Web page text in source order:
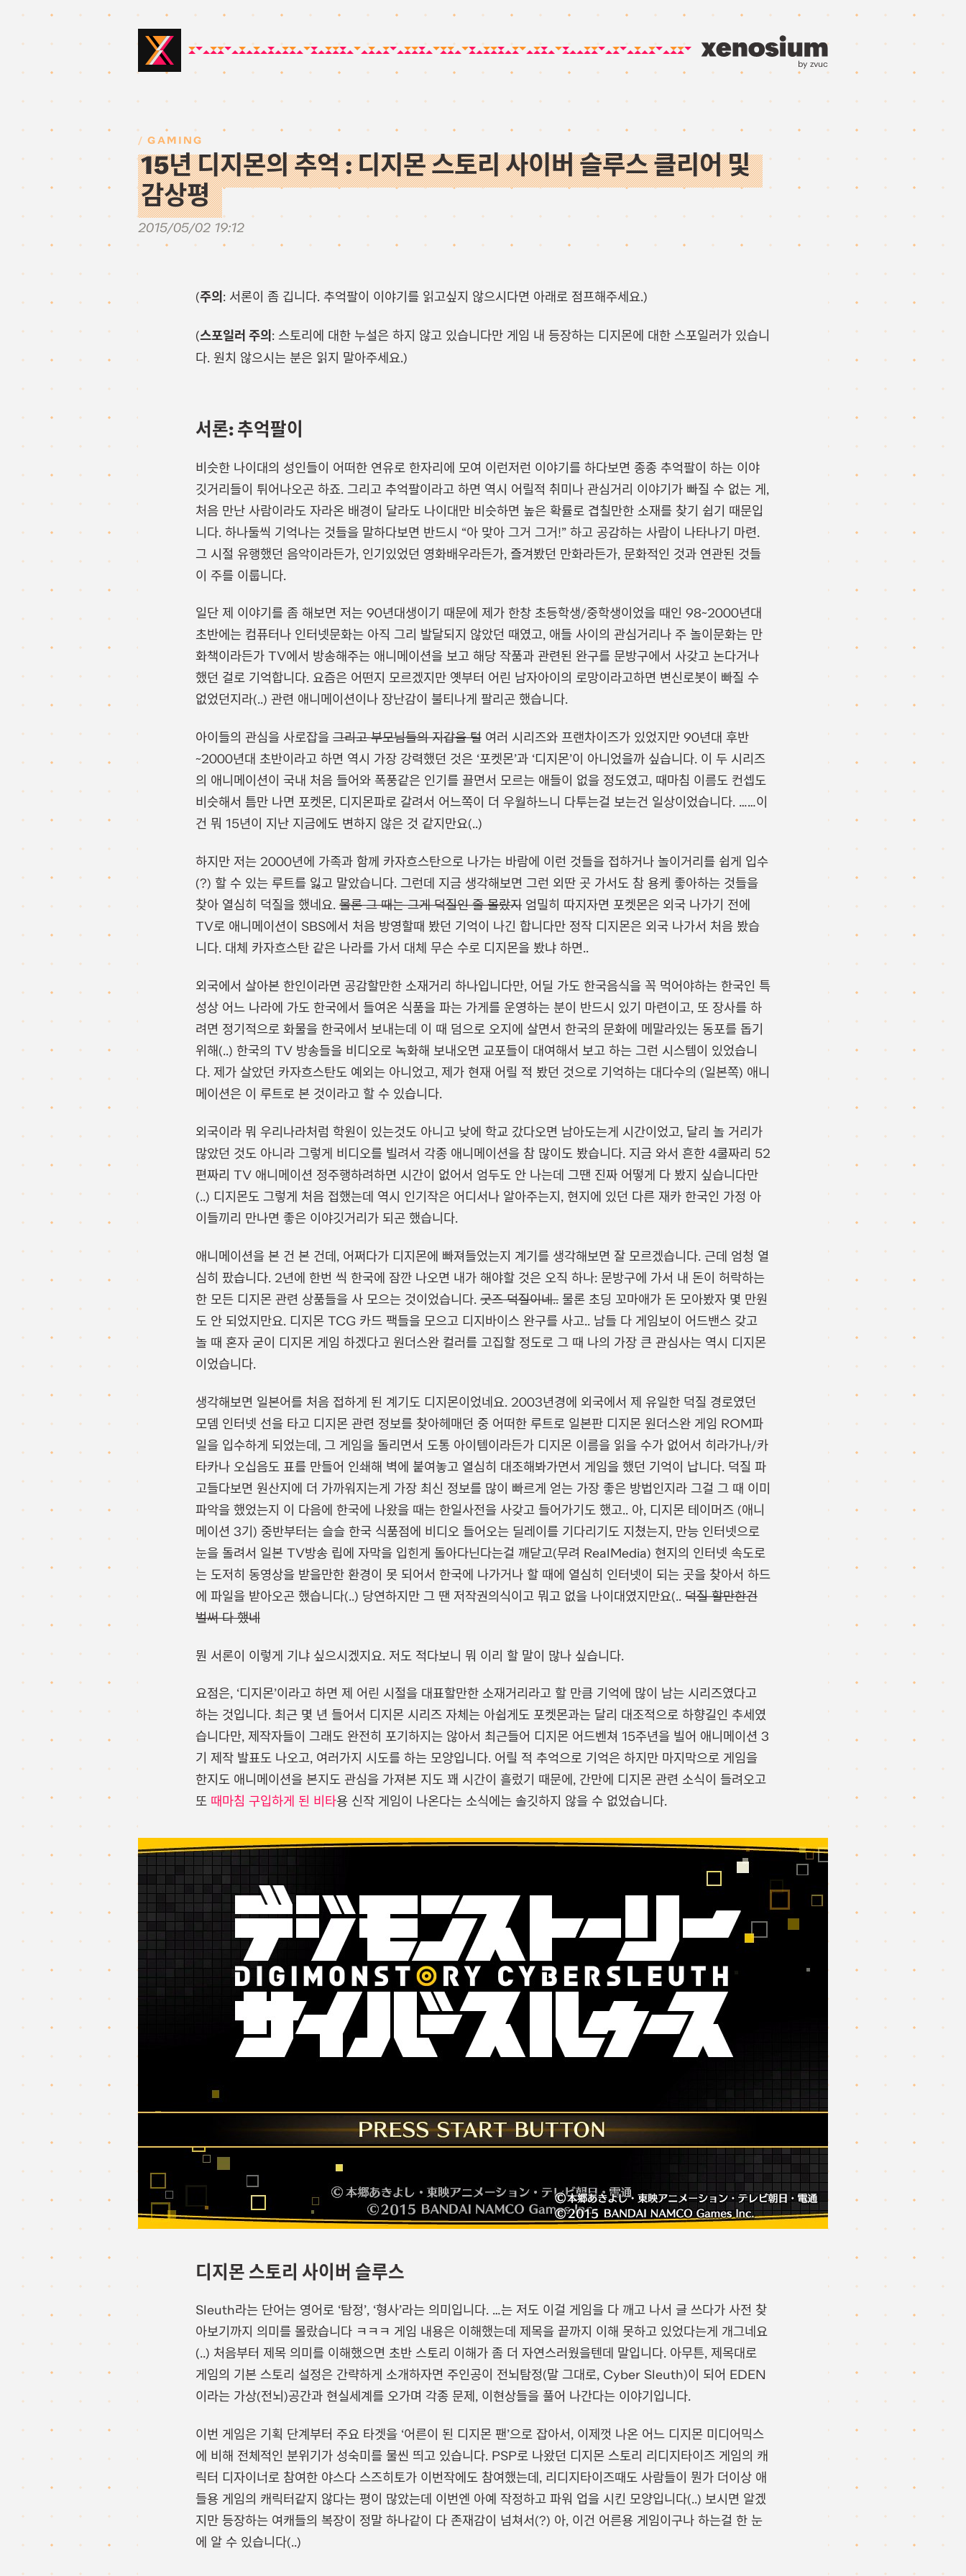
by zvuc
GAMING
15년 디지몬의 추억 : 디지몬 스토리 사이버 슬루스 클리어 및
감상평
2015/05/02 19:12
(주의 : 서론이 좀 깁니다. 추억팔이 이야기를 읽고싶지 않으시다면 아래로 점프해주세요.)
(스포일러 주의 : 스토리에 대한 누설은 하지 않고 있습니다만 게임 내 등장하는 디지몬에 대한 스포일러가 있습니
다. 원치 않으시는 분은 읽지 말아주세요.)
서론: 추억팔이
비슷한 나이대의 성인들이 어떠한 연유로 한자리에 모여 이런저런 이야기를 하다보면 종종 추억팔이 하는 이야
깃거리들이 튀어나오곤 하죠. 그리고 추억팔이라고 하면 역시 어릴적 취미나 관심거리 이야기가 빠질 수 없는 게,
처음 만난 사람이라도 자라온 배경이 달라도 나이대만 비슷하면 높은 확률로 겹칠만한 소재를 찾기 쉽기 때문입
니다. 하나둘씩 기억나는 것들을 말하다보면 반드시 “아 맞아 그거 그거!” 하고 공감하는 사람이 나타나기 마련.
그 시절 유행했던 음악이라든가, 인기있었던 영화배우라든가, 즐겨봤던 만화라든가, 문화적인 것과 연관된 것들
이 주를 이룹니다.
일단 제 이야기를 좀 해보면 저는 90년대생이기 때문에 제가 한창 초등학생/중학생이었을 때인 98~2000년대
초반에는 컴퓨터나 인터넷문화는 아직 그리 발달되지 않았던 때였고, 애들 사이의 관심거리나 주 놀이문화는 만
화책이라든가 TV에서 방송해주는 애니메이션을 보고 해당 작품과 관련된 완구를 문방구에서 사갖고 논다거나
했던 걸로 기억합니다. 요즘은 어떤지 모르겠지만 옛부터 어린 남자아이의 로망이라고하면 변신로봇이 빠질 수
없었던지라(..) 관련 애니메이션이나 장난감이 불티나게 팔리곤 했습니다.
아이들의 관심을 사로잡을 그리고 부모님들의 지갑을 털 여러 시리즈와 프랜차이즈가 있었지만 90년대 후반
~2000년대 초반이라고 하면 역시 가장 강력했던 것은 ‘포켓몬’과 ‘디지몬’이 아니었을까 싶습니다. 이 두 시리즈
의 애니메이션이 국내 처음 들어와 폭풍같은 인기를 끌면서 모르는 애들이 없을 정도였고, 때마침 이름도 컨셉도
비슷해서 틈만 나면 포켓몬, 디지몬파로 갈려서 어느쪽이 더 우월하느니 다투는걸 보는건 일상이었습니다. ……이
건 뭐 15년이 지난 지금에도 변하지 않은 것 같지만요(..)
하지만 저는 2000년에 가족과 함께 카자흐스탄으로 나가는 바람에 이런 것들을 접하거나 놀이거리를 쉽게 입수
(?) 할 수 있는 루트를 잃고 말았습니다. 그런데 지금 생각해보면 그런 외딴 곳 가서도 참 용케 좋아하는 것들을
찾아 열심히 덕질을 했네요. 물론 그 때는 그게 덕질인 줄 몰랐지 엄밀히 따지자면 포켓몬은 외국 나가기 전에
TV로 애니메이션이 SBS에서 처음 방영할때 봤던 기억이 나긴 합니다만 정작 디지몬은 외국 나가서 처음 봤습
니다. 대체 카자흐스탄 같은 나라를 가서 대체 무슨 수로 디지몬을 봤냐 하면..
외국에서 살아본 한인이라면 공감할만한 소재거리 하나입니다만, 어딜 가도 한국음식을 꼭 먹어야하는 한국인 특
성상 어느 나라에 가도 한국에서 들여온 식품을 파는 가게를 운영하는 분이 반드시 있기 마련이고, 또 장사를 하
려면 정기적으로 화물을 한국에서 보내는데 이 때 덤으로 오지에 살면서 한국의 문화에 메말라있는 동포를 돕기
위해(..) 한국의 TV 방송들을 비디오로 녹화해 보내오면 교포들이 대여해서 보고 하는 그런 시스템이 있었습니
다. 제가 살았던 카자흐스탄도 예외는 아니었고, 제가 현재 어릴 적 봤던 것으로 기억하는 대다수의 (일본쪽) 애니
메이션은 이 루트로 본 것이라고 할 수 있습니다.
외국이라 뭐 우리나라처럼 학원이 있는것도 아니고 낮에 학교 갔다오면 남아도는게 시간이었고, 달리 놀 거리가
많았던 것도 아니라 그렇게 비디오를 빌려서 각종 애니메이션을 참 많이도 봤습니다. 지금 와서 흔한 4쿨짜리 52
편짜리 TV 애니메이션 정주행하려하면 시간이 없어서 엄두도 안 나는데 그땐 진짜 어떻게 다 봤지 싶습니다만
(..) 디지몬도 그렇게 처음 접했는데 역시 인기작은 어디서나 알아주는지, 현지에 있던 다른 재카 한국인 가정 아
이들끼리 만나면 좋은 이야깃거리가 되곤 했습니다.
애니메이션을 본 건 본 건데, 어쩌다가 디지몬에 빠져들었는지 계기를 생각해보면 잘 모르겠습니다. 근데 엄청 열
심히 팠습니다. 2년에 한번 씩 한국에 잠깐 나오면 내가 해야할 것은 오직 하나: 문방구에 가서 내 돈이 허락하는
한 모든 디지몬 관련 상품들을 사 모으는 것이었습니다. 굿즈 덕질이네.. 물론 초딩 꼬마애가 돈 모아봤자 몇 만원
도 안 되었지만요. 디지몬 TCG 카드 팩들을 모으고 디지바이스 완구를 사고.. 남들 다 게임보이 어드밴스 갖고
놀 때 혼자 굳이 디지몬 게임 하겠다고 원더스완 컬러를 고집할 정도로 그 때 나의 가장 큰 관심사는 역시 디지몬
이었습니다.
생각해보면 일본어를 처음 접하게 된 계기도 디지몬이었네요. 2003년경에 외국에서 제 유일한 덕질 경로였던
모뎀 인터넷 선을 타고 디지몬 관련 정보를 찾아헤매던 중 어떠한 루트로 일본판 디지몬 원더스완 게임 ROM파
일을 입수하게 되었는데, 그 게임을 돌리면서 도통 아이템이라든가 디지몬 이름을 읽을 수가 없어서 히라가나/카
타카나 오십음도 표를 만들어 인쇄해 벽에 붙여놓고 열심히 대조해봐가면서 게임을 했던 기억이 납니다. 덕질 파
고들다보면 원산지에 더 가까워지는게 가장 최신 정보를 많이 빠르게 얻는 가장 좋은 방법인지라 그걸 그 때 이미
파악을 했었는지 이 다음에 한국에 나왔을 때는 한일사전을 사갖고 들어가기도 했고.. 아, 디지몬 테이머즈 (애니
메이션 3기) 중반부터는 슬슬 한국 식품점에 비디오 들어오는 딜레이를 기다리기도 지쳤는지, 만능 인터넷으로
눈을 돌려서 일본 TV방송 립에 자막을 입힌게 돌아다닌다는걸 깨닫고(무려 RealMedia) 현지의 인터넷 속도로
는 도저히 동영상을 받을만한 환경이 못 되어서 한국에 나가거나 할 때에 열심히 인터넷이 되는 곳을 찾아서 하드
에 파일을 받아오곤 했습니다(..) 당연하지만 그 땐 저작권의식이고 뭐고 없을 나이대였지만요(.. 덕질 할만한건
벌써 다 했네
뭔 서론이 이렇게 기냐 싶으시겠지요. 저도 적다보니 뭐 이리 할 말이 많나 싶습니다.
요점은, ‘디지몬’이라고 하면 제 어린 시절을 대표할만한 소재거리라고 할 만큼 기억에 많이 남는 시리즈였다고
하는 것입니다. 최근 몇 년 들어서 디지몬 시리즈 자체는 아쉽게도 포켓몬과는 달리 대조적으로 하향길인 추세였
습니다만, 제작자들이 그래도 완전히 포기하지는 않아서 최근들어 디지몬 어드벤쳐 15주년을 빌어 애니메이션 3
기 제작 발표도 나오고, 여러가지 시도를 하는 모양입니다. 어릴 적 추억으로 기억은 하지만 마지막으로 게임을
한지도 애니메이션을 본지도 관심을 가져본 지도 꽤 시간이 흘렀기 때문에, 간만에 디지몬 관련 소식이 들려오고
또 때마침 구입하게 된 비타용 신작 게임이 나온다는 소식에는 솔깃하지 않을 수 없었습니다.
디지몬 스토리 사이버 슬루스
Sleuth라는 단어는 영어로 ‘탐정’, ‘형사’라는 의미입니다. …는 저도 이걸 게임을 다 깨고 나서 글 쓰다가 사전 찾
아보기까지 의미를 몰랐습니다 ㅋㅋㅋ 게임 내용은 이해했는데 제목을 끝까지 이해 못하고 있었다는게 개그네요
(..) 처음부터 제목 의미를 이해했으면 초반 스토리 이해가 좀 더 자연스러웠을텐데 말입니다. 아무튼, 제목대로
게임의 기본 스토리 설정은 간략하게 소개하자면 주인공이 전뇌탐정(말 그대로, Cyber Sleuth)이 되어 EDEN
이라는 가상(전뇌)공간과 현실세계를 오가며 각종 문제, 이현상들을 풀어 나간다는 이야기입니다.
이번 게임은 기획 단계부터 주요 타겟을 ‘어른이 된 디지몬 팬’으로 잡아서, 이제껏 나온 어느 디지몬 미디어믹스
에 비해 전체적인 분위기가 성숙미를 물씬 띄고 있습니다. PSP로 나왔던 디지몬 스토리 리디지타이즈 게임의 캐
릭터 디자이너로 참여한 야스다 스즈히토가 이번작에도 참여했는데, 리디지타이즈때도 사람들이 뭔가 더이상 애
들용 게임의 캐릭터같지 않다는 평이 많았는데 이번엔 아예 작정하고 파워 업을 시킨 모양입니다(..) 보시면 알겠
지만 등장하는 여캐들의 복장이 정말 하나같이 다 존재감이 넘쳐서(?) 아, 이건 어른용 게임이구나 하는걸 한 눈
에 알 수 있습니다(..)